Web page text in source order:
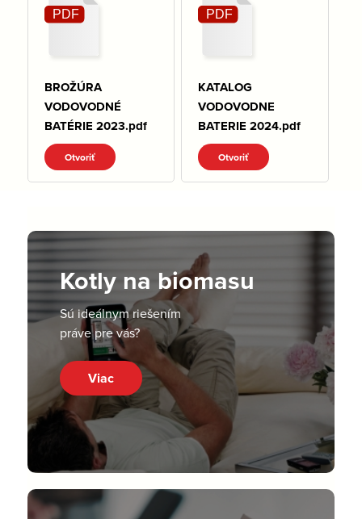
BROŽÚRA
VODOVODNÉ
BATÉRIE 2023.pdf
Otvoriť
KATALOG
VODOVODNE
BATERIE 2024.pdf
Otvoriť
Kotly na biomasu
Sú ideálnym riešením
práve pre vás?
Viac